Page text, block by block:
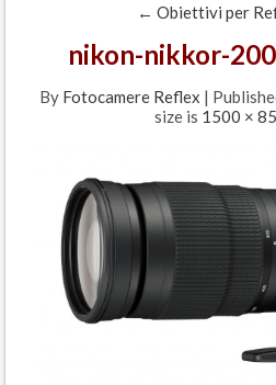
← Obiettivi per
nikon-nikkor-
By Fotocamere Reflex |
size is 1500 ×